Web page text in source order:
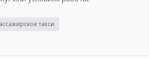
такси